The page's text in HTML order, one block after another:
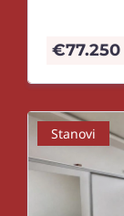
€77.250
Stanovi